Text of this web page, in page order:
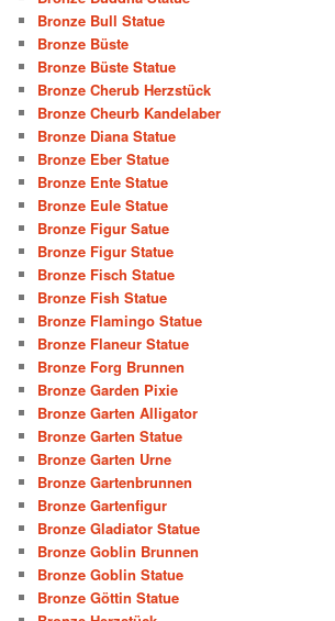
Bronze Bull Statue
Bronze Büste
Bronze Büste Statue
Bronze Cherub Herzstück
Bronze Cheurb Kandelaber
Bronze Diana Statue
Bronze Eber Statue
Bronze Ente Statue
Bronze Eule Statue
Bronze Figur Satue
Bronze Figur Statue
Bronze Fisch Statue
Bronze Fish Statue
Bronze Flamingo Statue
Bronze Flaneur Statue
Bronze Forg Brunnen
Bronze Garden Pixie
Bronze Garten Alligator
Bronze Garten Statue
Bronze Garten Urne
Bronze Gartenbrunnen
Bronze Gartenfigur
Bronze Gladiator Statue
Bronze Goblin Brunnen
Bronze Goblin Statue
Bronze Göttin Statue